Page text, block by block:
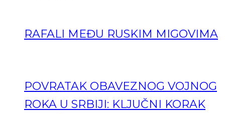
RAFALI MEĐU RUSKIM MIGOVIMA
POVRATAK OBAVEZNOG VOJNOG
ROKA U SRBIJI: KLJUČNI KORAK